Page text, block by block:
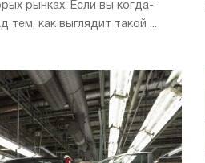
рынках. Если вы когда-
тем, как выглядит такой ...